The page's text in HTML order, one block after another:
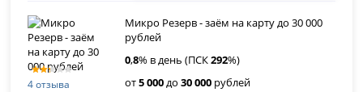
4 отзыва
Микро Резерв - заём на карту до 30 000
рублей
0,8% в день (ПСК292%)
от5 000до30 000 рублей